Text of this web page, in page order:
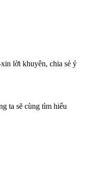
lời khuyên, chia sẻ ý
ta sẽ cùng tìm hiểu